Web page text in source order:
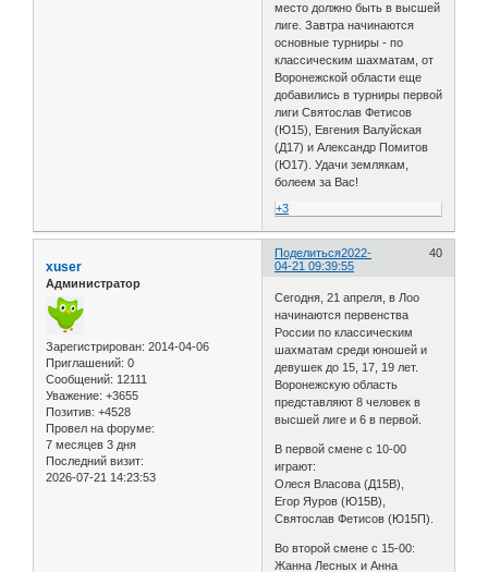
место должно быть в высшей
лиге. Завтра начинаются
основные турниры - по
классическим шахматам, от
Воронежской области еще
добавились в турниры первой
лиги Святослав Фетисов
(Ю15), Евгения Валуйская
(Д17) и Александр Помитов
(Ю17). Удачи землякам,
болеем за Вас!
+3
Поделиться 40
2022-
04-21 09:39:55
xuser
Администратор
Зарегистрирован: 2014-04-06
Приглашений: 0
Сообщений: 12111
Уважение: +3655
Позитив: +4528
Провел на форуме:
7 месяцев 3 дня
Последний визит:
2026-07-21 14:23:53
Сегодня, 21 апреля, в Лоо
начинаются первенства
России по классическим
шахматам среди юношей и
девушек до 15, 17, 19 лет.
Воронежскую область
представляют 8 человек в
высшей лиге и 6 в первой.
В первой смене с 10-00
играют:
Олеся Власова (Д15В),
Егор Яуров (Ю15В),
Святослав Фетисов (Ю15П).
Во второй смене с 15-00:
Жанна Лесных и Анна